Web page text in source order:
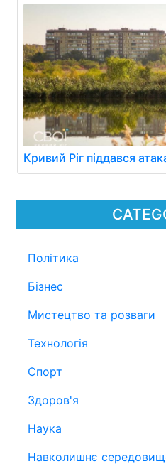
Політика
Бізнес
Мистецтво та розваги
Технологія
Спорт
Здоров'я
Наука
Навколишнє
Кривий Ріг піддався